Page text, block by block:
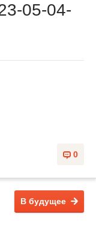
05-04-
0
В будущее